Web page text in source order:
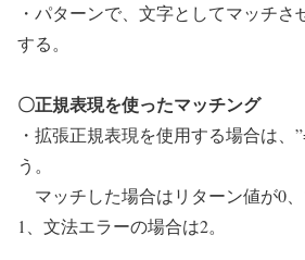
・パターンで、文字としてマッチさ
する。
〇正規表現を使ったマッチング
・拡張正規表現を使用する場合は、
う。
マッチした場合はリターン値が0
1、文法エラーの場合は2。